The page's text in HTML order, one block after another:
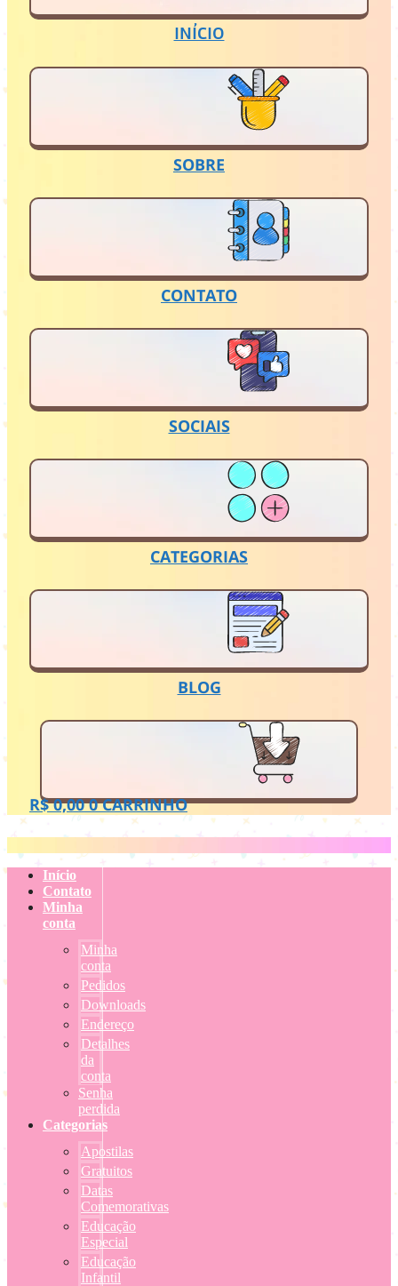
INÍCIO
SOBRE
CONTATO
SOCIAIS
CATEGORIAS
BLOG
R$0,00 0 CARRINHO
Início
Contato
Minha
conta
Minha
conta
Pedidos
Downloads
Endereço
Detalhes
da
conta
Senha
perdida
Categorias
Apostilas
Gratuitos
Datas
Comemorativas
Educação
Especial
Educação
Infantil